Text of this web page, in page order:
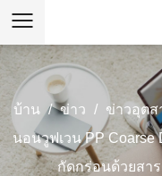
บ้าน / ข่าว / ข่าวอุต
นอนวูฟเวน PP Coarse
กัดกร่อนด้วยสา